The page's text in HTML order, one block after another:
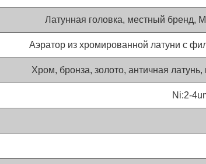
Латунная головка, местный бренд,
Аэратор из хромированной латуни с
Хром, бронза, золото, античная
Ni:2-